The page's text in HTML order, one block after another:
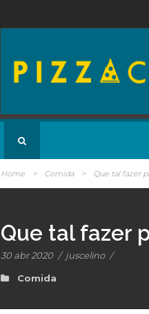
Home > Comida > Que tal fazer
Que tal fazer
30 abr 2020 / juscelino /
Comida